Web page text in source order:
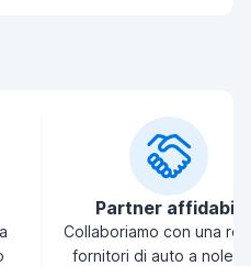
Partner affidabili
Collaboriamo con una
fornitori di auto a